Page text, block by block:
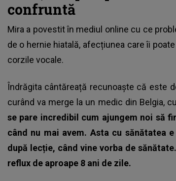
confruntă
Miraa povestit în mediul online cu ce
de o hernie hiatală, afecțiunea care îi
corzile vocale.
Îndrăgita cântăreață recunoaște că este
curând va merge la un medic din Belgia,
se pare incredibil cum ajungem noi să
când nu mai avem. Asta cu sănătatea
după lecție, când vine vorba de
reflux de aproape 8 ani de zile.